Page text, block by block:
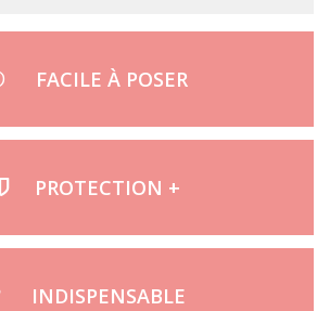
FACILE À POSER
PROTECTION +
INDISPENSABLE